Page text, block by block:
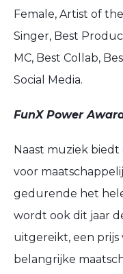
Female, Artist of
Singer, Best
MC, Best Collab,
Social Media.
FunX Power
Naast muziek
voor
gedurende het
wordt ook dit jaar
uitgereikt, een prijs
belangrijke